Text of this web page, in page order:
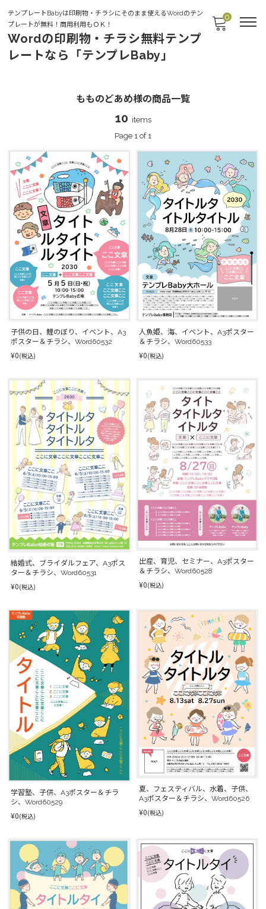
テンプレートBabyは印刷物・チラシにそのまま使えるWordのテン
プレートが無料！商用利用もＯＫ！
Wordの印刷物・チラシ無料テンプ
レートなら「テンプレBaby」
0
もものどあめ様の商品一覧
10 items
Page 1 of 1
子供の日、鯉のぼり、イベント、A3
ポスター＆チラシ、Word60532
¥0(税込)
人魚姫、海、イベント、A3ポスター
＆チラシ、Word60533
¥0(税込)
結婚式、ブライダルフェア、A3ポス
ター＆チラシ、Word60531
¥0(税込)
出産、育児、セミナー、A3ポスター
＆チラシ、Word60528
¥0(税込)
学習塾、子供、A3ポスター＆チラ
シ、Word60529
¥0(税込)
夏、フェスティバル、水着、子供、
A3ポスター＆チラシ、Word60526
¥0(税込)